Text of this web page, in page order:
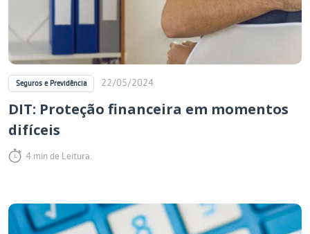
Seguros e Previdência 22/05/2024
DIT: Proteção financeira em momentos
difíceis
4 min de Leitura.